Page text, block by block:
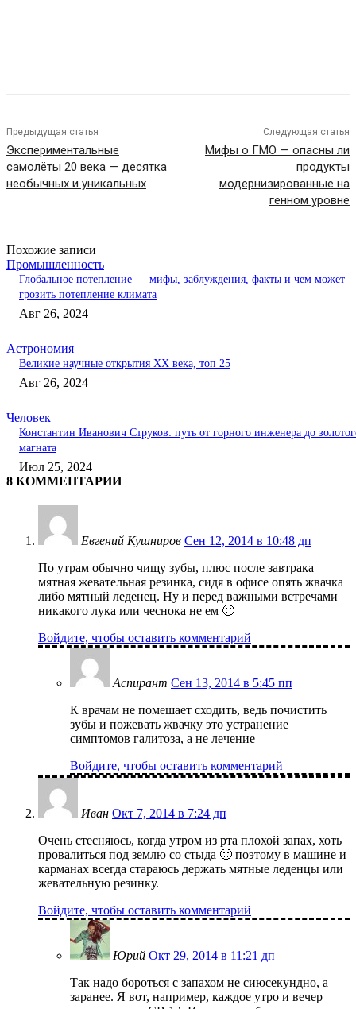
Предыдущая статья
Экспериментальные
самолёты 20 века — десятка
необычных и уникальных
Следующая статья
Мифы о ГМО — опасны ли
продукты
модернизированные на
генном уровне
Похожие записи
Промышленность
Глобальное потепление — мифы, заблуждения, факты и чем может
грозить потепление климата
Авг 26, 2024
Астрономия
Великие научные открытия XX века, топ 25
Авг 26, 2024
Человек
Константин Иванович Струков: путь от горного инженера до
магната
Июл 25, 2024
8 КОММЕНТАРИИ
Евгений Кушниров Сен 12, 2014 в 10:48 дп
По утрам обычно чищу зубы, плюс после завтрака
мятная жевательная резинка, сидя в офисе опять жвачка
либо мятный леденец. Ну и перед важными встречами
никакого лука или чеснока не ем 🙂
Войдите, чтобы оставить комментарий
Аспирант Сен 13, 2014 в 5:45 пп
К врачам не помешает сходить, ведь почистить
зубы и пожевать жвачку это устранение
симптомов галитоза, а не лечение
Войдите, чтобы оставить комментарий
Иван Окт 7, 2014 в 7:24 дп
Очень стесняюсь, когда утром из рта плохой запах, хоть
провалиться под землю со стыда 🙁 поэтому в машине и
карманах всегда стараюсь держать мятные леденцы или
жевательную резинку.
Войдите, чтобы оставить комментарий
Юрий Окт 29, 2014 в 11:21 дп
Так надо бороться с запахом не сиюсекундно, а
заранее. Я вот, например, каждое утро и вечер